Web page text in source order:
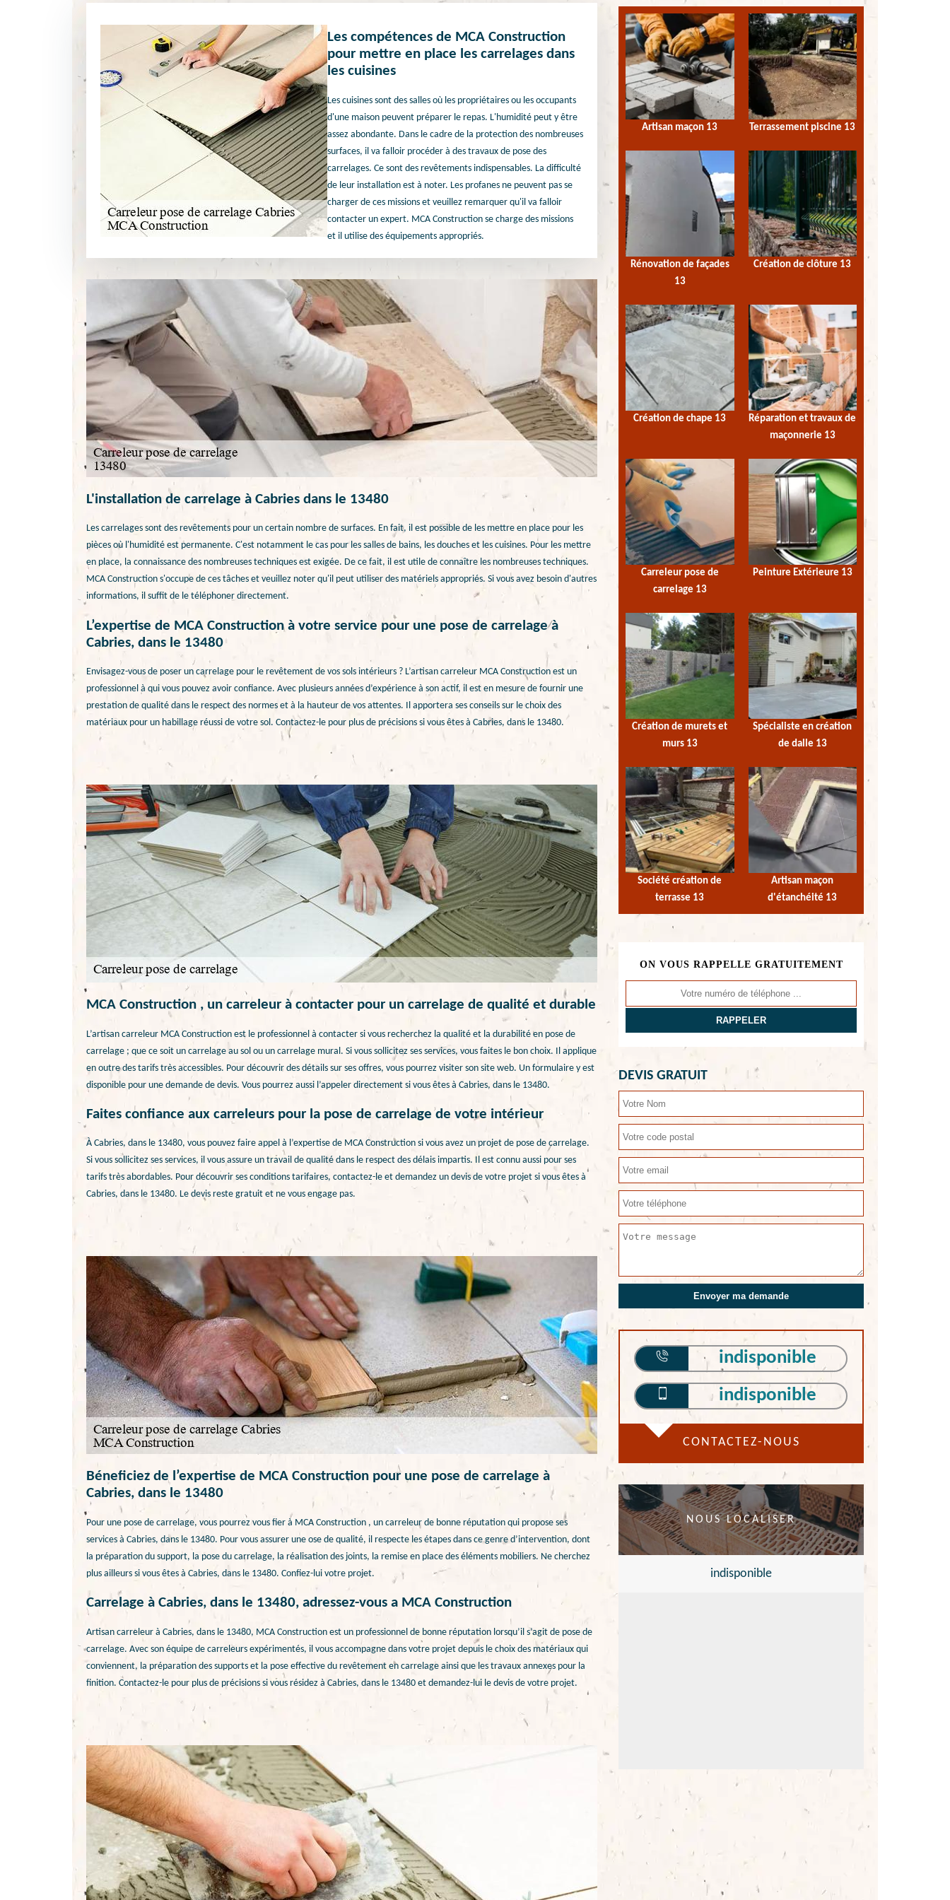
Les compétences de MCA Construction
pour mettre en place les carrelages dans
les cuisines
Les cuisines sont des salles où les propriétaires ou les occupants
d'une maison peuvent préparer le repas. L'humidité peut y être
assez abondante. Dans le cadre de la protection des nombreuses
surfaces, il va falloir procéder à des travaux de pose des
carrelages. Ce sont des revêtements indispensables. La difficulté
de leur installation est à noter. Les profanes ne peuvent pas se
charger de ces missions et veuillez remarquer qu'il va falloir
contacter un expert. MCA Construction se charge des missions
et il utilise des équipements appropriés.
L'installation de carrelage à Cabries dans le 13480
Les carrelages sont des revêtements pour un certain nombre de surfaces. En fait, il est possible de les mettre en place pour les
pièces où l'humidité est permanente. C'est notamment le cas pour les salles de bains, les douches et les cuisines. Pour les mettre
en place, la connaissance des nombreuses techniques est exigée. De ce fait, il est utile de connaître les nombreuses techniques.
MCA Construction s'occupe de ces tâches et veuillez noter qu'il peut utiliser des matériels appropriés. Si vous avez besoin d'autres
informations, il suffit de le téléphoner directement.
L’expertise de MCA Construction à votre service pour une pose de carrelage à
Cabries, dans le 13480
Envisagez-vous de poser un carrelage pour le revêtement de vos sols intérieurs ? L’artisan carreleur MCA Construction est un
professionnel à qui vous pouvez avoir confiance. Avec plusieurs années d’expérience à son actif, il est en mesure de fournir une
prestation de qualité dans le respect des normes et à la hauteur de vos attentes. Il apportera ses conseils sur le choix des
matériaux pour un habillage réussi de votre sol. Contactez-le pour plus de précisions si vous êtes à Cabries, dans le 13480.
MCA Construction , un carreleur à contacter pour un carrelage de qualité et durable
L’artisan carreleur MCA Construction est le professionnel à contacter si vous recherchez la qualité et la durabilité en pose de
carrelage ; que ce soit un carrelage au sol ou un carrelage mural. Si vous sollicitez ses services, vous faites le bon choix. Il applique
en outre des tarifs très accessibles. Pour découvrir des détails sur ses offres, vous pourrez visiter son site web. Un formulaire y est
disponible pour une demande de devis. Vous pourrez aussi l’appeler directement si vous êtes à Cabries, dans le 13480.
Faites confiance aux carreleurs pour la pose de carrelage de votre intérieur
À Cabries, dans le 13480, vous pouvez faire appel à l’expertise de MCA Construction si vous avez un projet de pose de carrelage.
Si vous sollicitez ses services, il vous assure un travail de qualité dans le respect des délais impartis. Il est connu aussi pour ses
tarifs très abordables. Pour découvrir ses conditions tarifaires, contactez-le et demandez un devis de votre projet si vous êtes à
Cabries, dans le 13480. Le devis reste gratuit et ne vous engage pas.
Béneficiez de l’expertise de MCA Construction pour une pose de carrelage à
Cabries, dans le 13480
Pour une pose de carrelage, vous pourrez vous fier à MCA Construction , un carreleur de bonne réputation qui propose ses
services à Cabries, dans le 13480. Pour vous assurer une ose de qualité, il respecte les étapes dans ce genre d’intervention, dont
la préparation du support, la pose du carrelage, la réalisation des joints, la remise en place des éléments mobiliers. Ne cherchez
plus ailleurs si vous êtes à Cabries, dans le 13480. Confiez-lui votre projet.
Carrelage à Cabries, dans le 13480, adressez-vous a MCA Construction
Artisan carreleur à Cabries, dans le 13480, MCA Construction est un professionnel de bonne réputation lorsqu’il s’agit de pose de
carrelage. Avec son équipe de carreleurs expérimentés, il vous accompagne dans votre projet depuis le choix des matériaux qui
conviennent, la préparation des supports et la pose effective du revêtement en carrelage ainsi que les travaux annexes pour la
finition. Contactez-le pour plus de précisions si vous résidez à Cabries, dans le 13480 et demandez-lui le devis de votre projet.
Artisan maçon 13 Terrassement piscine 13
Rénovation de façades
13
Création de clôture 13
Création de chape 13
Réparation et travaux de
maçonnerie 13
Carreleur pose de
carrelage 13
Peinture Extérieure 13
Création de murets et
murs 13
Spécialiste en création
de dalle 13
Société création de
terrasse 13
Artisan maçon
d'étanchéité 13
ON VOUS RAPPELLE GRATUITEMENT
DEVIS GRATUIT
indisponible
indisponible
CONTACTEZ-NOUS
NOUS LOCALISER
indisponible